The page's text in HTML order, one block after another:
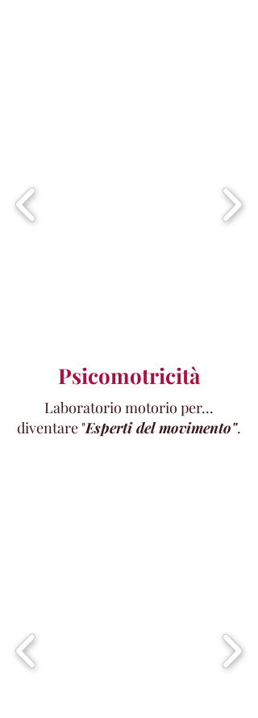
Psicomotricità
Laboratorio motorio per...
diventare "Esperti del movimento".